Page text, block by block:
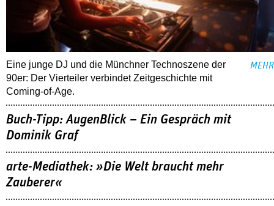
Eine junge DJ und die Münchner Technoszene der
90er: Der Vierteiler verbindet Zeitgeschichte mit
Coming-of-Age.
MEHR
Buch-Tipp: AugenBlick – Ein Gespräch mit
Dominik Graf
arte-Mediathek: »Die Welt braucht mehr
Zauberer«